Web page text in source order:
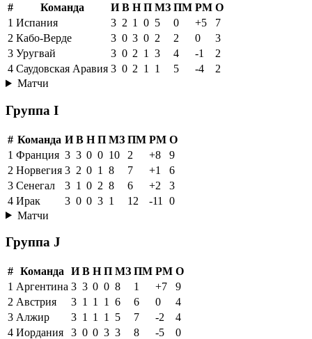
# Команда И В Н П МЗ ПМ РМ О
1 Испания 3 2 1 0 5 0 +5
7
2 Кабо-Верде 3 0 3 0 2 2 0
3
3 Уругвай 3 0 2 1 3 4 -1
2
4 Саудовская Аравия 3 0 2 1 1 5 -4
2
Матчи
Группа I
# Команда И В Н П МЗ ПМ РМ О
1 Франция 3 3 0 0 10 2 +8
9
2 Норвегия 3 2 0 1 8 7 +1
6
3 Сенегал 3 1 0 2 8 6 +2
3
4 Ирак 3 0 0 3 1 12 -11
0
Матчи
Группа J
# Команда И В Н П МЗ ПМ РМ О
1 Аргентина 3 3 0 0 8 1 +7
9
2 Австрия 3 1 1 1 6 6 0
4
3 Алжир 3 1 1 1 5 7 -2
4
4 Иордания 3 0 0 3 3 8 -5
0